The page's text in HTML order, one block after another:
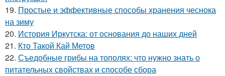
19. Простые и эффективные способы хранения чеснока
на зиму
20. История Иркутска: от основания до наших дней
21. Кто Такой Кай Метов
22. Съедобные грибы на тополях: что нужно знать о
питательных свойствах и способе сбора